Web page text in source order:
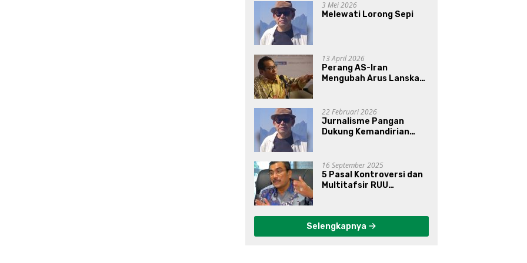
3 Mei 2026
Melewati Lorong Sepi
13 April 2026
Perang AS-Iran
Mengubah Arus Lanskap
Prabowo-Gibran?
22 Februari 2026
Jurnalisme Pangan
Dukung Kemandirian
16 September 2025
5 Pasal Kontroversi dan
Multitafsir RUU
Selengkapnya